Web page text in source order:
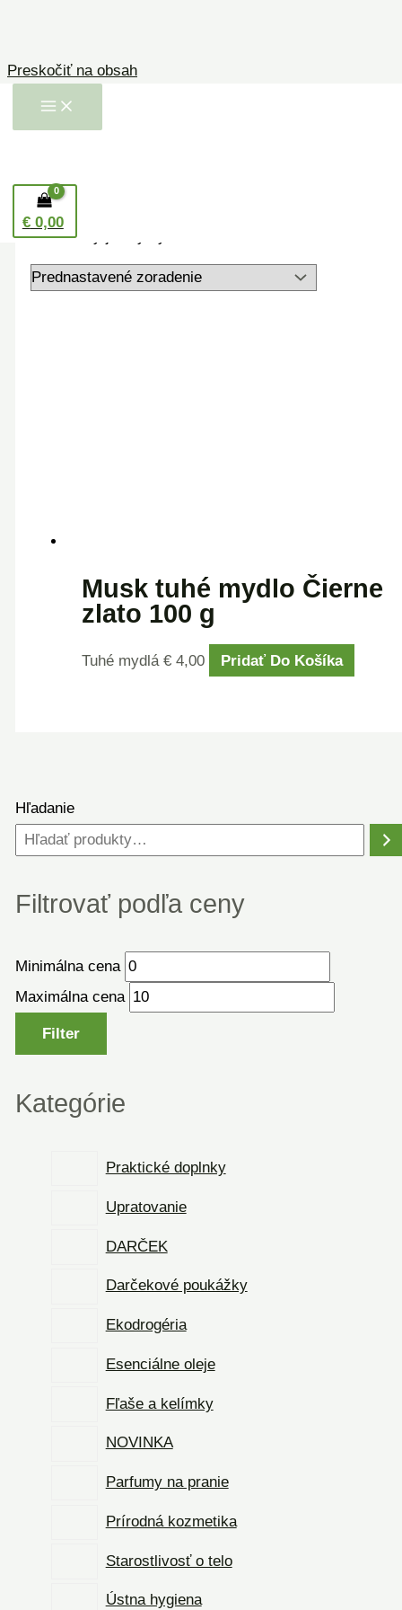
Preskočiť na obsah
€0,00
Hľadanie
Filtrovať podľa ceny
Minimálna cena
Maximálna cena
Filter
Kategórie
Praktické doplnky
Upratovanie
DARČEK
Darčekové poukážky
Ekodrogéria
Esenciálne oleje
Fľaše a kelímky
NOVINKA
Parfumy na pranie
Prírodná kozmetika
Starostlivosť o telo
Ústna hygiena
Domov
nevysušuje”
mydlo čo nevysušuje
Zobrazený jediný výsledok
Musk tuhé mydlo Čierne
zlato 100 g
Tuhé mydlá€ 4,00 Pridať Do Košíka